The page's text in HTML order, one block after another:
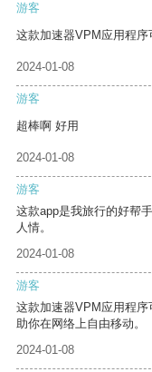
游客
这款加速器VPM应用程序
2024-01-08
游客
超棒啊 好用
2024-01-08
游客
这款app是我旅行的好帮
人情。
2024-01-08
游客
这款加速器VPM应用程
助你在网络上自由移动。
2024-01-08